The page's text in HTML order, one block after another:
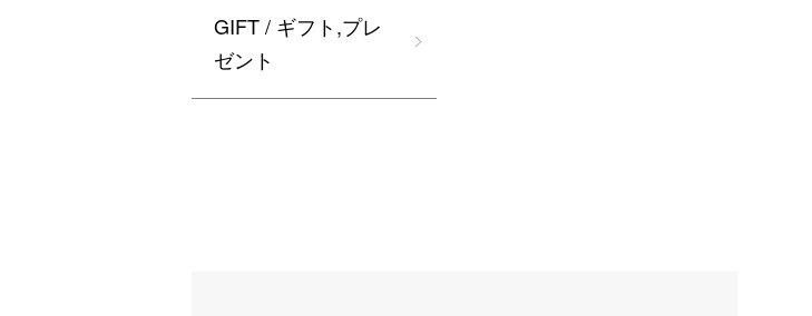
GIFT / ギフト,プレ
ゼント